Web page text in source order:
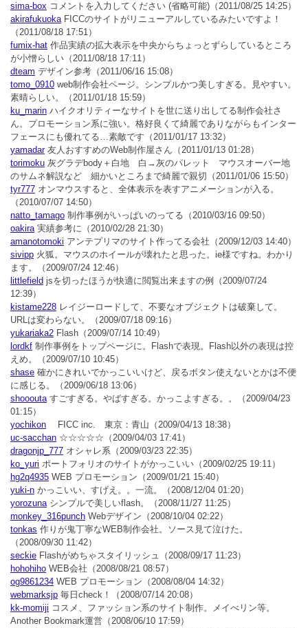
sima-box コメントを入力してください (省略可能) （2011/08/25 14:25）
akirafukuokaFICCのサイトがリニューアルしているみたいですよ！
（2011/08/18 17:51）
fumix-hat 作品実績の拡大表示を中央からちょっとずらしているところ
が小憎らしい （2011/08/18 17:11）
dteam デザイン参考 （2011/06/16 15:08）
tomo_0910 web制作会社ページ。シンプルかつ美しすぎる。見やすい。
素晴らしい。
（2011/01/18 15:59）
ku_marin ハイクオリティーなサイトを世に送り出してる制作会社さ
ん。プロモーション系に強い。格好良くて綺麗でありながらもインター
フェースにも優れてる…素敵です （2011/01/17 13:32）
yamadar友人おすすめのWeb制作屋さん （2011/01/13 01:28）
torimoku 灰グラデbody＋白地 白→灰のパレット マウスオーバー地
のサムネ解説など 細かいところまで綺麗で親切 （2011/01/06 15:50）
tyr777 オンマウスすると、全体表示を表すアニメーションが入る。
（2010/07/07 14:50）
natto_tamago 制作事例がいっぱいのってる （2010/03/16 09:50）
oakira実績参考に （2010/02/28 21:30）
amanotomoki アンテプリマのサイト作ってる会社 （2009/12/03 14:40）
sivipp 火狐。マウスのホイールが壊れたと思った。ie様ですね。わかり
ます。
（2009/07/24 12:46）
littlefield jsを切ったほうが快適に閲覧出来ますの例
（2009/07/24
12:39）
kistame228 レイジーロードして、不要なオブジェクトは破棄して。
URLは変わらない。
（2009/07/18 09:16）
yukariaka2 Flash （2009/07/14 10:49）
lordkf 制作事例をトップページに。Flashで表現。Flash以外の表現は控
えめ。
（2009/07/10 10:45）
shase 確かにきれいでかっこいいけど、戻るボタン使えないとかは不便
に感じる。
（2009/06/18 13:06）
shoooutaすごすぎる。やばすぎる。かっこよすぎる。。
（2009/04/23
01:15）
yochikon FICC inc. 東京：青山 （2009/04/13 18:38）
uc-sacchan ☆☆☆☆☆ （2009/04/03 17:41）
dragonjp_777 オシャレ系 （2009/03/23 22:35）
ko_yuri ポートフォリオのサイトがかっこいい （2009/02/25 19:11）
hg2q4935 WEB プロモーション （2009/01/21 15:40）
yuki-n かっこいい、すげえ。。一流。
（2008/12/04 01:20）
yorozunaシンプルで美しいflash。
（2008/11/27 11:25）
monkey_316punch Webデザイン （2008/10/04 02:22）
tonkas 作りが鬼丁寧なWEB制作会社。ソース見て泣けた。
（2008/09/30 11:42）
seckie Flashがめちゃスタイリッシュ
（2008/09/17 11:23）
hohohiho WEB会社 （2008/08/21 08:57）
og9861234 WEB プロモーション （2008/08/04 14:32）
webmarksjp 毎日check！
（2008/07/14 20:08）
kk-momiji コスメ、ファッション系のサイト制作。メイべリン等。
Another Bookmark運営 （2008/06/10 17:59）